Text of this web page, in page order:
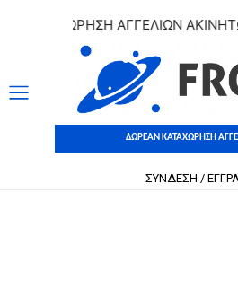
ΑΓΓΕΛΙΩΝ
ΔΩΡΕΑΝ ΚΑΤΑΧΩΡΗΣΗ
ΣΥΝΔΕΣΗ /